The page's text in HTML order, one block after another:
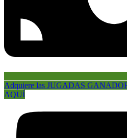
Adquiere las JUGADAS
AQUÍ